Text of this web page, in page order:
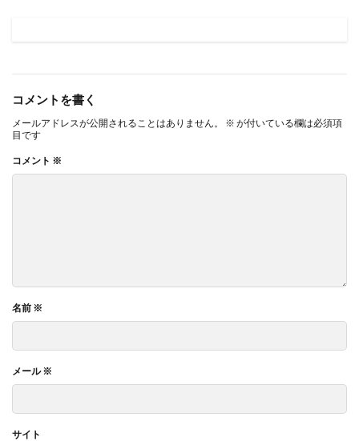
コメントを書く
メールアドレスが公開されることはありません。 ※ が付いている欄は必須項
目です
コメント ※
名前 ※
メール※
サイト